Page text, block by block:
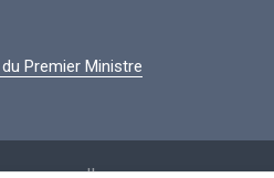
Premier Ministre